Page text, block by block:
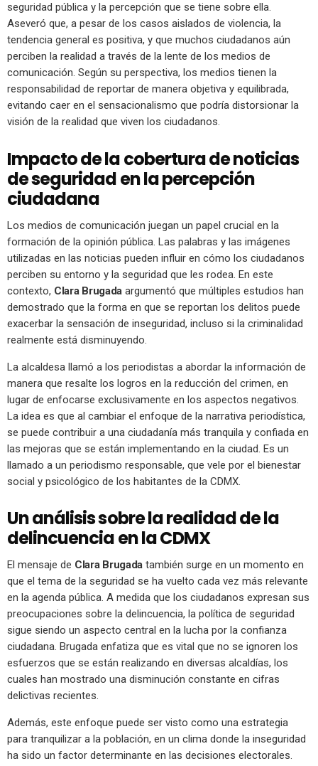
seguridad pública y la percepción que se tiene sobre ella.
Aseveró que, a pesar de los casos aislados de violencia, la
tendencia general es positiva, y que muchos ciudadanos aún
perciben la realidad a través de la lente de los medios de
comunicación. Según su perspectiva, los medios tienen la
responsabilidad de reportar de manera objetiva y equilibrada,
evitando caer en el sensacionalismo que podría distorsionar la
visión de la realidad que viven los ciudadanos.
Impacto de la cobertura de noticias
de seguridad en la percepción
ciudadana
Los medios de comunicación juegan un papel crucial en la
formación de la opinión pública. Las palabras y las imágenes
utilizadas en las noticias pueden influir en cómo los ciudadanos
perciben su entorno y la seguridad que les rodea. En este
contexto, Clara Brugada argumentó que múltiples estudios han
demostrado que la forma en que se reportan los delitos puede
exacerbar la sensación de inseguridad, incluso si la criminalidad
realmente está disminuyendo.
La alcaldesa llamó a los periodistas a abordar la información de
manera que resalte los logros en la reducción del crimen, en
lugar de enfocarse exclusivamente en los aspectos negativos.
La idea es que al cambiar el enfoque de la narrativa periodística,
se puede contribuir a una ciudadanía más tranquila y confiada en
las mejoras que se están implementando en la ciudad. Es un
llamado a un periodismo responsable, que vele por el bienestar
social y psicológico de los habitantes de la CDMX.
Un análisis sobre la realidad de la
delincuencia en la CDMX
El mensaje de Clara Brugada también surge en un momento en
que el tema de la seguridad se ha vuelto cada vez más relevante
en la agenda pública. A medida que los ciudadanos expresan sus
preocupaciones sobre la delincuencia, la política de seguridad
sigue siendo un aspecto central en la lucha por la confianza
ciudadana. Brugada enfatiza que es vital que no se ignoren los
esfuerzos que se están realizando en diversas alcaldías, los
cuales han mostrado una disminución constante en cifras
delictivas recientes.
Además, este enfoque puede ser visto como una estrategia
para tranquilizar a la población, en un clima donde la inseguridad
ha sido un factor determinante en las decisiones electorales.